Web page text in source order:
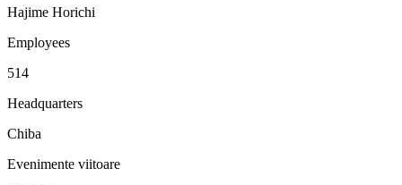
Hajime Horichi
Employees
514
Headquarters
Chiba
Evenimente viitoare